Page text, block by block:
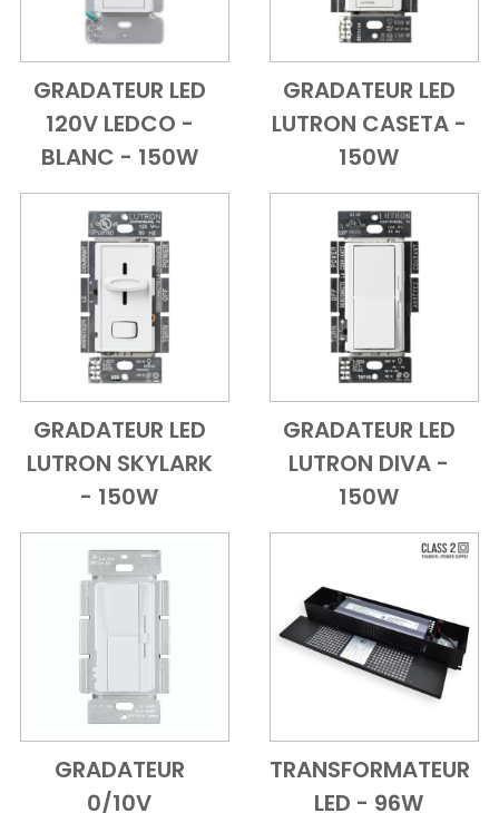
Add to Cart
Vue d'ensemble
GRADATEUR LED
120V LEDCO -
BLANC - 150W
Add to Cart
Vue
GRADATEUR LED
LUTRON CASETA -
150W
Add to Cart
Vue d'ensemble
GRADATEUR LED
LUTRON SKYLARK
- 150W
Add to Cart
Vue
GRADATEUR LED
LUTRON DIVA -
150W
Add to CartVue d'ensemble
GRADATEUR
0/10V
Add to Cart
Vue
TRANSFORMATEUR
LED - 96W